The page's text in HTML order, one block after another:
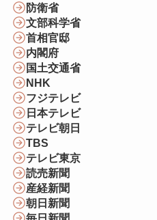
防衛省
文部科学省
首相官邸
内閣府
国土交通省
NHK
フジテレビ
日本テレビ
テレビ朝日
TBS
テレビ東京
読売新聞
産経新聞
朝日新聞